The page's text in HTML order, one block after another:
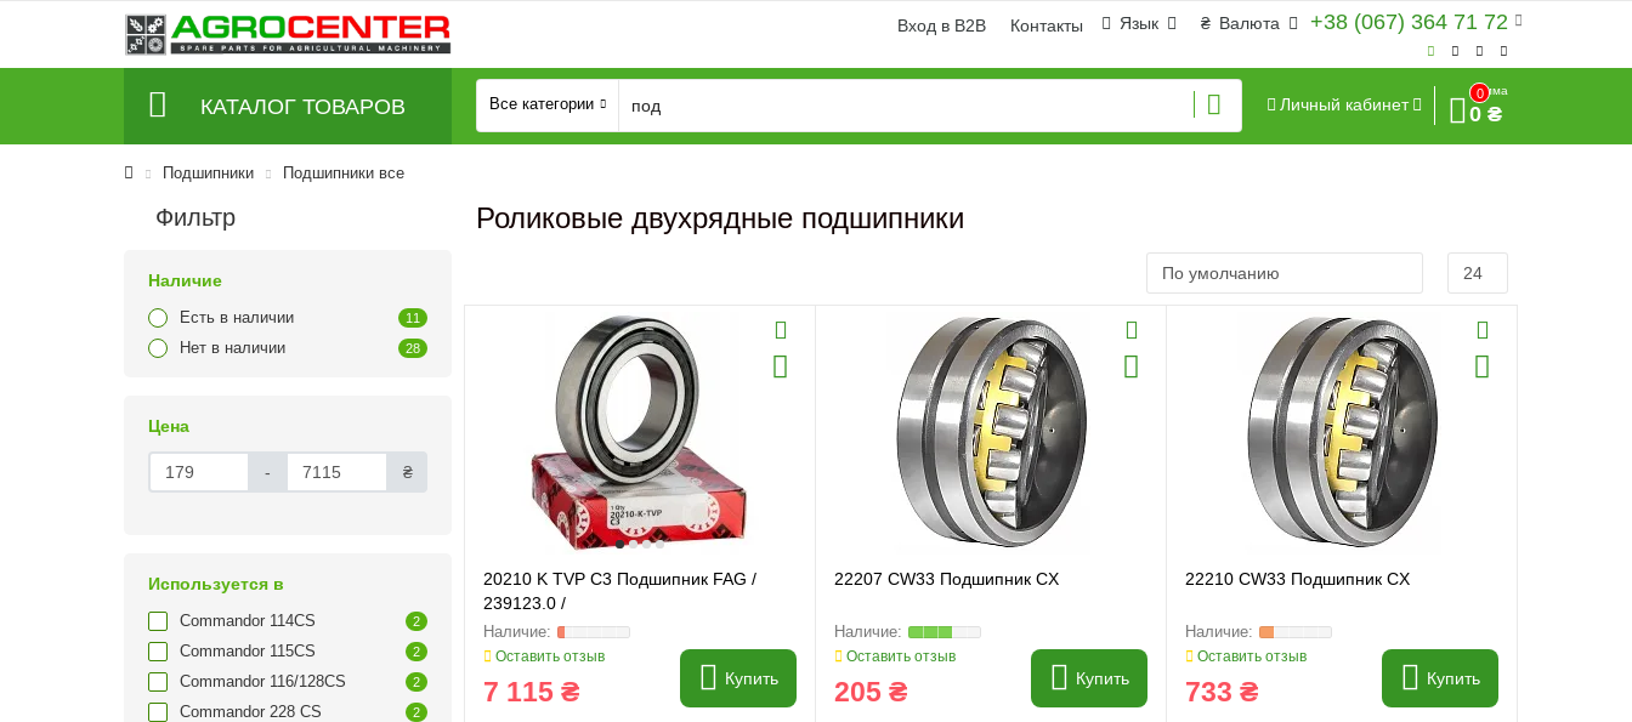
+38 (067) 364 71 72
₴ Валюта
Язык
Вход в B2B Контакты
КАТАЛОГ ТОВАРОВ Все категории Личный кабинет
0
Сумма
0 ₴
Подшипники Подшипники все
Фильтр
Наличие
Есть в наличии 11
Нет в наличии 28
Цена
- ₴
Используется в
Commandor 114CS 2
Commandor 115CS 2
Commandor 116/128CS 2
Commandor 228 CS 2
Роликовые двухрядные подшипники
20210 K TVP C3 Подшипник FAG /
239123.0 /
Оставить отзыв
7 115 ₴ Купить
22207 CW33 Подшипник CX
Оставить отзыв
205 ₴ Купить
22210 CW33 Подшипник CX
Оставить отзыв
733 ₴ Купить